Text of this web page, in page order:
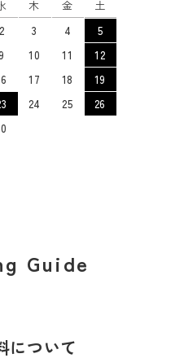
木 金
土
2 3 4
5
10 11
12
17 18
19
24 25
26
Guide
について